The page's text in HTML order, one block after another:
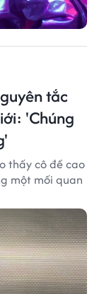
tắc
'Chúng
thấy cô đề cao
một mối quan